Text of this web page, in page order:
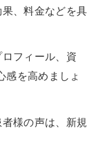
、料金などを具
フィール、資
感を高めましょ
様の声は、新規